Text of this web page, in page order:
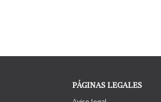
PÁGINAS LEGALES